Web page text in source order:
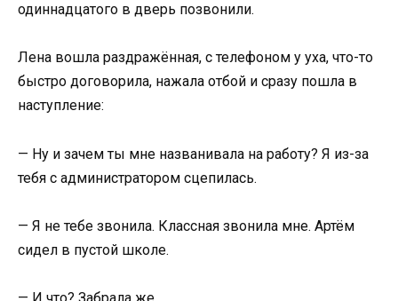
одиннадцатого в дверь позвонили.
Лена вошла раздражённая, с телефоном у уха, что-то
быстро договорила, нажала отбой и сразу пошла в
наступление:
— Ну и зачем ты мне названивала на работу? Я из-за
тебя с администратором сцепилась.
— Я не тебе звонила. Классная звонила мне. Артём
сидел в пустой школе.